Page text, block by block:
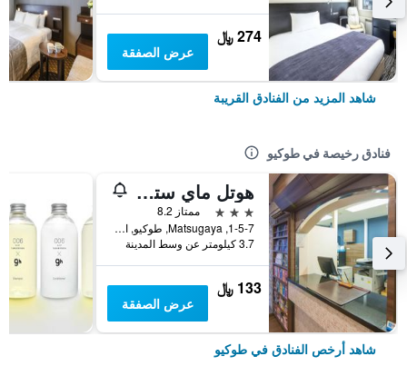
274 ﷼
عرض الصفقة
شاهد المزيد من الفنادق القريبة
فنادق رخيصة في طوكيو
هوتل ماي ستايز أوينو إناريتشو
3 نجوم
ممتاز 8.2
1-5-7, Matsugaya, طوكيو, اليابان
3.7 كيلومتر عن وسط المدينة
133 ﷼
عرض الصفقة
شاهد أرخص الفنادق في طوكيو